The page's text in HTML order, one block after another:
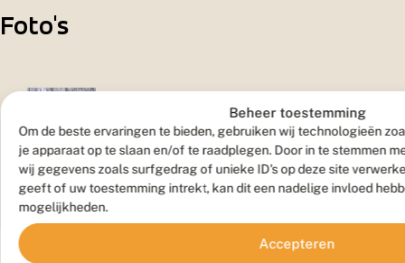
Beheer toestemming
Om de beste ervaringen te bieden, gebruiken wij technologieën
je apparaat op te slaan en/of te raadplegen. Door in te stemmen
wij gegevens zoals surfgedrag of unieke ID's op deze site
geeft of uw toestemming intrekt, kan dit een nadelige invloed
mogelijkheden.
Accepteren
Foto's
Vlinder